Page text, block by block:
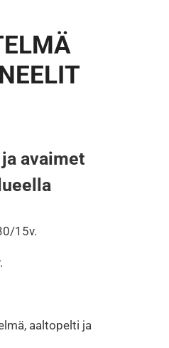
avaimet
15v.
aaltopelti ja